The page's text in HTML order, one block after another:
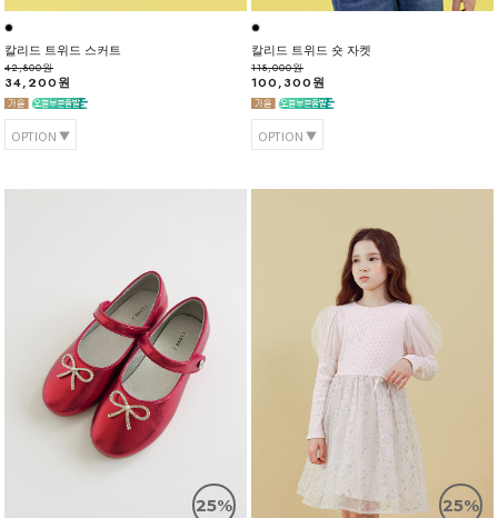
칼리드 트위드 스커트
42,800원
34,200원
OPTION
칼리드 트위드 숏 자켓
118,000원
100,300원
OPTION
25% 25%